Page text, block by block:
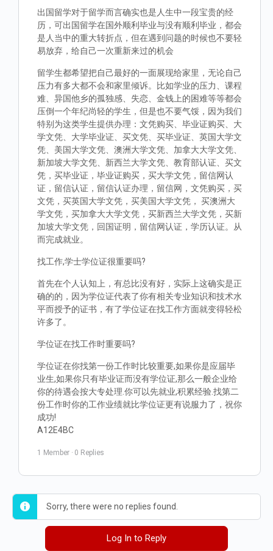
出国留学对于留学而言确实也是人生中一段宝贵的经
历，可出国留学在国外顺利毕业与没有顺利毕业，都会
是人当中的重大转折点，但在遇到问题的时候也不要轻
易放弃，给自己一次重新来过的机会
留学生都希望把自己最好的一面展现给家里，无论自己
压力有多大都不会和家里倾诉。比如学业的压力、课程
难、异国他乡的孤独感、失恋、金钱上的困难等等都会
压倒一个年纪尚轻的学生，但是也不要气馁，因为我们
特别为这类学生提供办理：文凭购买、毕业证购买、大
学文凭、大学毕业证、买文凭、买毕业证、英国大学文
凭、美国大学文凭、澳洲大学文凭、加拿大大学文凭、
新加坡大学文凭、新西兰大学文凭、教育部认证、买文
凭，买毕业证，毕业证购买，买大学文凭，留信网认
证，留信认证，留信认证办理，留信网，文凭购买，买
文凭，买英国大学文凭，买美国大学文凭， 买澳洲大
学文凭，买加拿大大学文凭，买新西兰大学文凭，买新
加坡大学文凭，回国证明，留信网认证，学历认证。从
而完成就业。
找工作,学士学位证很重要吗?
首先在个人认知上，有总比没有好，实际上这确实是正
确的的，因为学位证代表了你有相关专业知识和技术水
平而授予的证书，有了学位证在找工作方面就变得轻松
许多了。
学位证在找工作时重要吗?
学位证在你找第一份工作时比较重要,如果你是应届毕
业生,如果你只有毕业证而没有学位证,那么一般企业给
你的待遇会按大专处理.你可以先就业,积累经验.找第二
份工作时你的工作业绩就比学位证更有说服力了，祝你
成功!
A12E4BC
1 Member · 0 Replies
Sorry, there were no replies found.
Log In to Reply